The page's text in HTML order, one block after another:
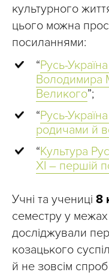
культурного
цього можна
посиланнями:
“Русь-
Володимира
Великого”;
“Русь-
родичами й
“Культура
XI – першій
Учні та учениці 8
семестру у межах
досліджували
козацького
й не зовсім